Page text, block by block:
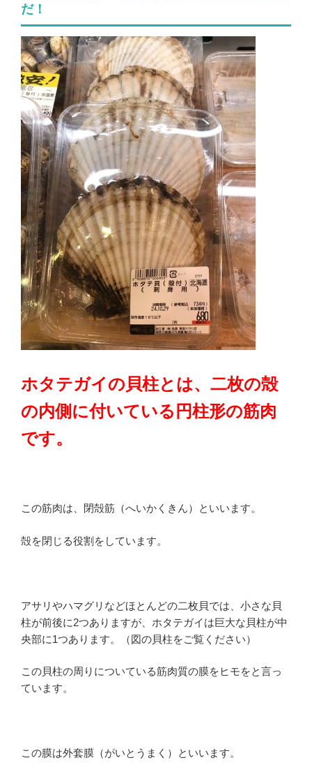
だ！
ホタテガイの貝柱とは、二枚の殻
の内側に付いている円柱形の筋肉
です。
この筋肉は、閉殻筋（へいかくきん）といいます。
殻を閉じる役割をしています。
アサリやハマグリなどほとんどの二枚貝では、小さな貝
柱が前後に2つありますが、ホタテガイは巨大な貝柱が中
央部に1つあります。（図の貝柱をご覧ください）
この貝柱の周りについている筋肉質の膜をヒモをと言っ
ています。
この膜は外套膜（がいとうまく）といいます。